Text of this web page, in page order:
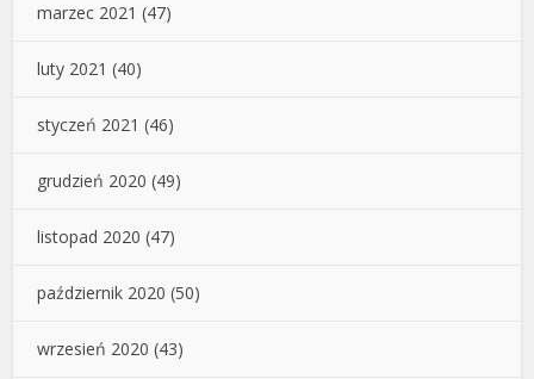
marzec 2021 (47)
luty 2021 (40)
styczeń 2021 (46)
grudzień 2020 (49)
listopad 2020 (47)
październik 2020 (50)
wrzesień 2020 (43)